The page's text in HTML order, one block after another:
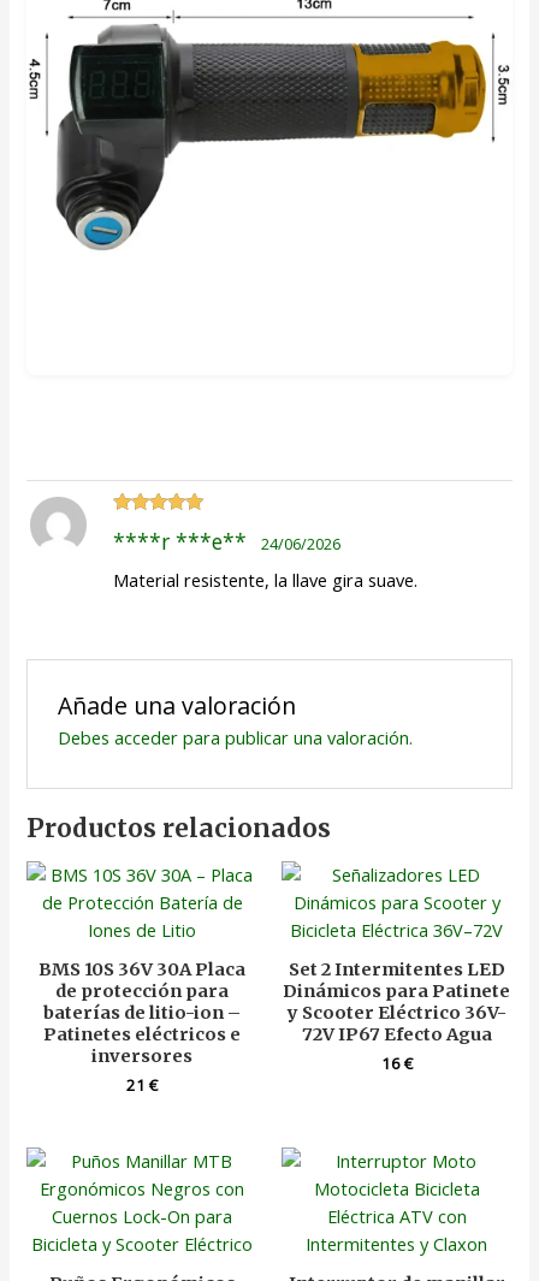
con5de 5
****r ***e** 24/06/2026
Material resistente, la llave gira suave.
Añade una valoración
Debes accederpara publicar una valoración.
Productos relacionados
BMS 10S 36V 30A Placa
de protección para
baterías de litio-ion –
Patinetes eléctricos e
inversores
21€
Set 2 Intermitentes LED
Dinámicos para Patinete
y Scooter Eléctrico 36V-
72V IP67 Efecto Agua
16€